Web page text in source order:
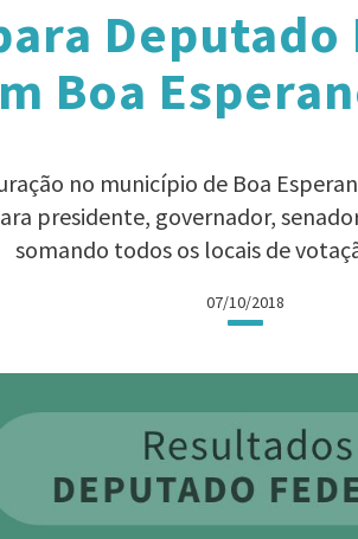
Deputado
Boa
no município de Boa
presidente, governador,
somando todos os locais de
07/10/2018